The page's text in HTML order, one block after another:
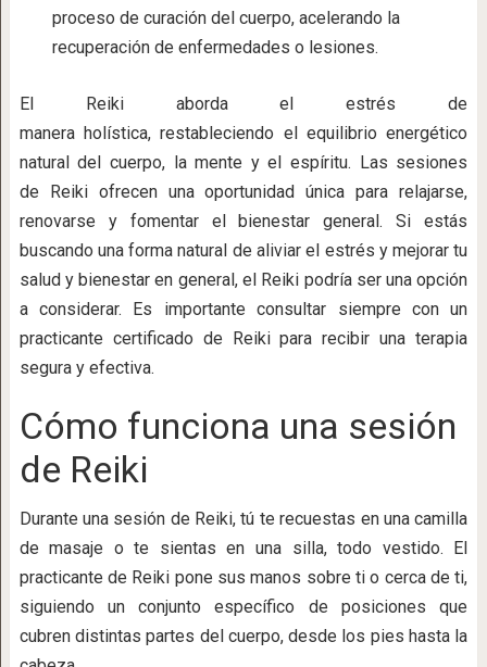
proceso de curación del cuerpo, acelerando la
recuperación de enfermedades o lesiones.
El Reiki aborda el estrés de
manera holística, restableciendo el equilibrio energético
natural del cuerpo, la mente y el espíritu. Las sesiones
de Reiki ofrecen una oportunidad única para relajarse,
renovarse y fomentar el bienestar general. Si estás
buscando una forma natural de aliviar el estrés y mejorar tu
salud y bienestar en general, el Reiki podría ser una opción
a considerar. Es importante consultar siempre con un
practicante certificado de Reiki para recibir una terapia
segura y efectiva.
Cómo funciona una sesión
de Reiki
Durante una sesión de Reiki, tú te recuestas en una camilla
de masaje o te sientas en una silla, todo vestido. El
practicante de Reiki pone sus manos sobre ti o cerca de ti,
siguiendo un conjunto específico de posiciones que
cubren distintas partes del cuerpo, desde los pies hasta la